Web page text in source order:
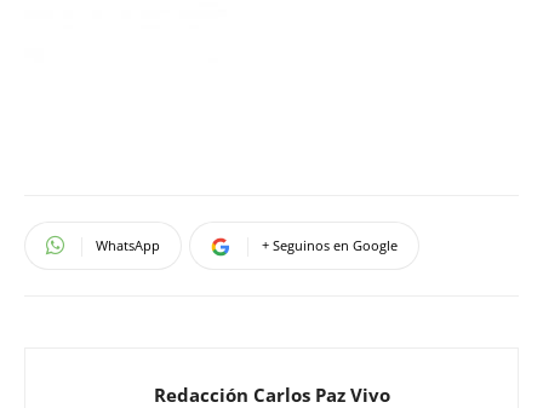
WhatsApp + Seguinos en Google
Redacción Carlos Paz Vivo